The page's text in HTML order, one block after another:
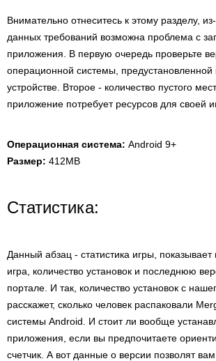
Внимательно отнеситесь к этому разделу,
данных требований возможна проблема с
приложения. В первую очередь проверьте
операционной системы,
устройстве. Второе - количество пустого
приложение потребует ресурсов для своей
Операционная система: Android 9+
Размер: 412MB
Статистика:
Данный абзац - статистика игры, показывает
игра, количество установок и последнюю
портале. И так, количество установок с
расскажет, сколько человек распаковали
системы Android. И стоит ли вообще
приложения, если вы предпочитаете
счетчик. А вот данные о версии позволят